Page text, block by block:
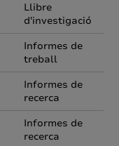
Llibre
d'investigació
Informes de
treball
Informes de
recerca
Informes de
recerca